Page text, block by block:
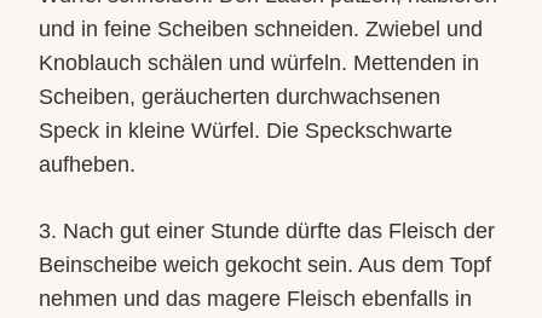
und in feine Scheiben schneiden. Zwiebel und
Knoblauch schälen und würfeln. Mettenden in
Scheiben, geräucherten durchwachsenen
Speck in kleine Würfel. Die Speckschwarte
aufheben.
3. Nach gut einer Stunde dürfte das Fleisch der
Beinscheibe weich gekocht sein. Aus dem Topf
nehmen und das magere Fleisch ebenfalls in